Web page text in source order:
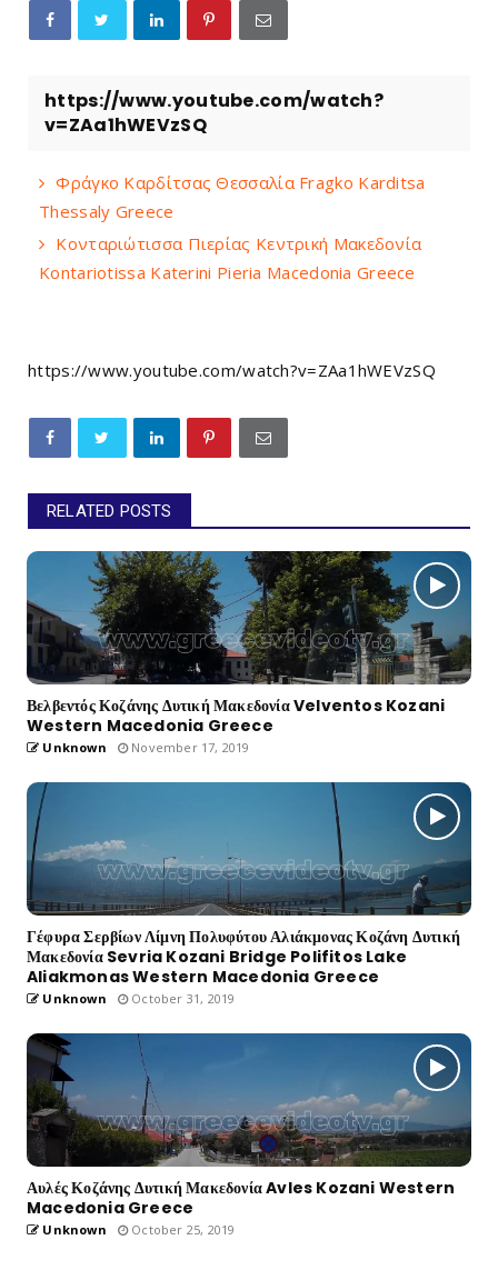
https://www.youtube.com/watch?
v=ZAa1hWEVzSQ
Φράγκο Καρδίτσας Θεσσαλία Fragko Karditsa
Thessaly Greece
Κονταριώτισσα Πιερίας Κεντρική Μακεδονία
Kontariotissa Katerini Pieria Macedonia Greece
https://www.youtube.com/watch?v=ZAa1hWEVzSQ
RELATED POSTS
Βελβεντός Κοζάνης Δυτική Μακεδονία Velventos Kozani
Western Macedonia Greece
Unknown November 17, 2019
Γέφυρα Σερβίων Λίμνη Πολυφύτου Αλιάκμονας Κοζάνη Δυτική
Μακεδονία Sevria Kozani Bridge Polifitos Lake
Aliakmonas Western Macedonia Greece
Unknown October 31, 2019
Αυλές Κοζάνης Δυτική Μακεδονία Avles Kozani Western
Macedonia Greece
Unknown October 25, 2019